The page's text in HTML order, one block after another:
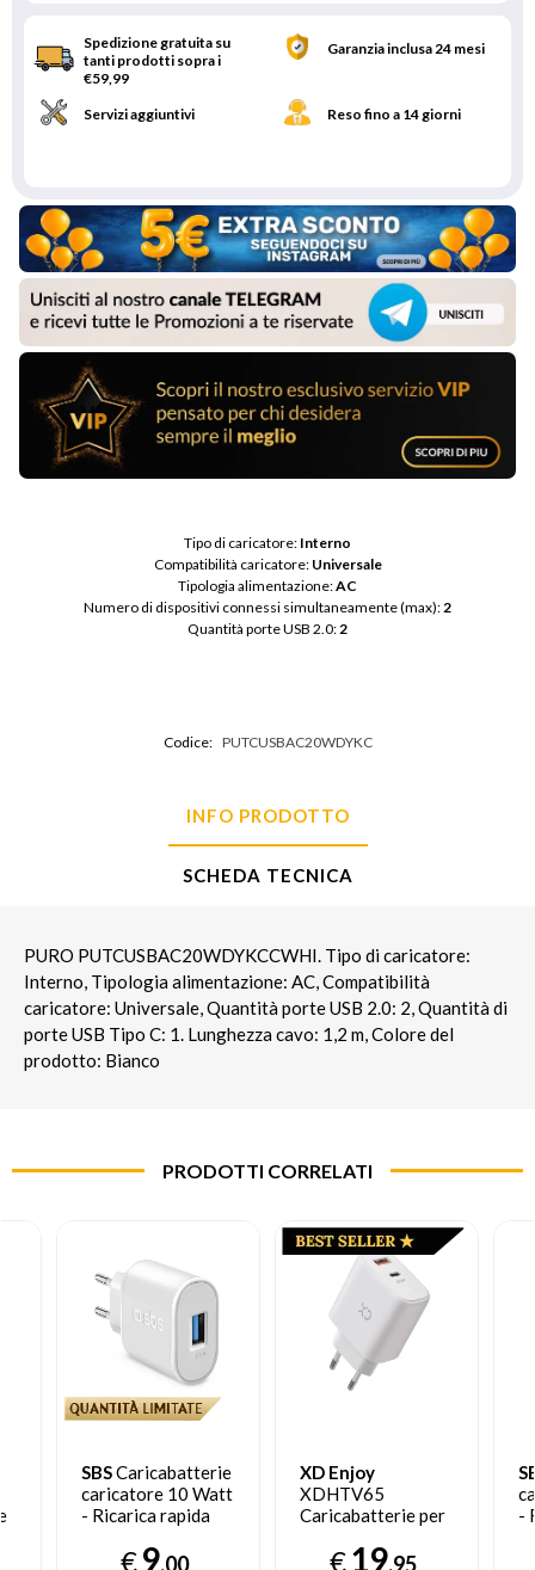
Spedizione gratuita su
tanti prodotti sopra i
€59,99
Garanzia inclusa 24 mesi
Servizi aggiuntivi Reso fino a 14 giorni
Tipo di caricatore: Interno
Compatibilità caricatore: Universale
Tipologia alimentazione: AC
Numero di dispositivi connessi simultaneamente (max): 2
Quantità porte USB 2.0: 2
Codice: PUTCUSBAC20WDYKC
INFO PRODOTTO
SCHEDA TECNICA
PURO PUTCUSBAC20WDYKCCWHI. Tipo di caricatore:
Interno, Tipologia alimentazione: AC, Compatibilità
caricatore: Universale, Quantità porte USB 2.0: 2, Quantità di
porte USB Tipo C: 1. Lunghezza cavo: 1,2 m, Colore del
prodotto: Bianco
PRODOTTI CORRELATI
SBSCaricabatterie
caricatore 10 Watt
- Ricarica rapida
Intelligent Charge
€9,00
XD Enjoy
XDHTV65
Caricabatterie per
Telefono cellulare,
€19,95
-